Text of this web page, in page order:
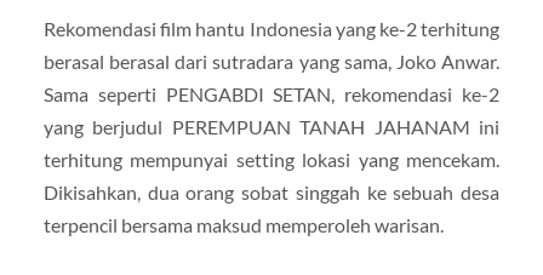
Rekomendasi film hantu Indonesia yang ke-2 terhitung
berasal berasal dari sutradara yang sama, Joko Anwar.
Sama seperti PENGABDI SETAN, rekomendasi ke-2
yang berjudul PEREMPUAN TANAH JAHANAM ini
terhitung mempunyai setting lokasi yang mencekam.
Dikisahkan, dua orang sobat singgah ke sebuah desa
terpencil bersama maksud memperoleh warisan.